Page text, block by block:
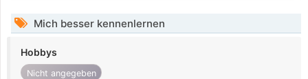
Mich besser kennenlernen
Hobbys
Nicht angegeben